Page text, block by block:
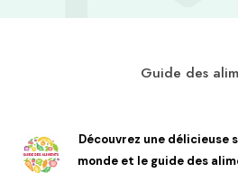
Guide des
Découvrez une
monde et le guide des